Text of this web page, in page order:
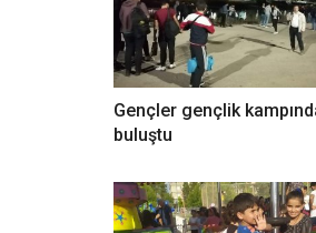
Gençler gençlik
buluştu